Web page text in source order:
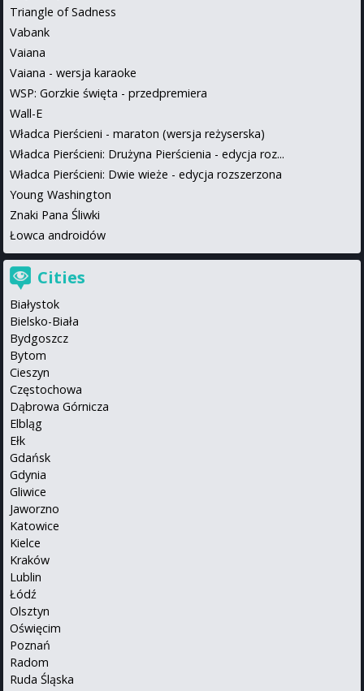
Triangle of Sadness
Vabank
Vaiana
Vaiana - wersja karaoke
WSP: Gorzkie święta - przedpremiera
Wall-E
Władca Pierścieni - maraton (wersja reżyserska)
Władca Pierścieni: Drużyna Pierścienia - edycja roz...
Władca Pierścieni: Dwie wieże - edycja rozszerzona
Young Washington
Znaki Pana Śliwki
Łowca androidów
Cities
Białystok
Bielsko-Biała
Bydgoszcz
Bytom
Cieszyn
Częstochowa
Dąbrowa Górnicza
Elbląg
Ełk
Gdańsk
Gdynia
Gliwice
Jaworzno
Katowice
Kielce
Kraków
Lublin
Łódź
Olsztyn
Oświęcim
Poznań
Radom
Ruda Śląska